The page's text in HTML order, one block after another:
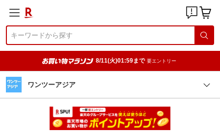
8/11(火)01:59まで 要エントリー
ワンツーアジア